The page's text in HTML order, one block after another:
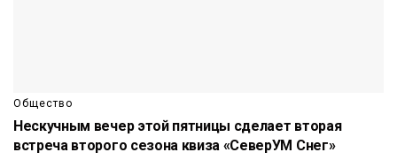
Общество
Нескучным вечер этой пятницы сделает вторая
встреча второго сезона квиза «СеверУМ Снег»